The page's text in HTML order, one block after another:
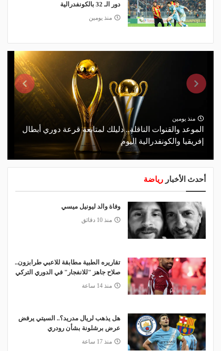
دور الـ 32 بالكونفدرالية
منذ يومين
منذ يومين
الموعد والقنوات الناقلة.. دليلك لمتابعة قرعة دوري أبطال
إفريقيا والكونفدرالية اليوم
أحدث الأخبار رياضة
وفاة والد ليونيل ميسي
منذ 10 دقائق
تقاريره الطبية مطابقة للاعبي طرابزون..
صلاح جاهز "للانفجار" في الدوري التركي
منذ 14 ساعة
هل يذهب لريال مدريد؟.. السيتي يرفض
عرض برشلونة بشأن رودري
منذ 17 ساعة